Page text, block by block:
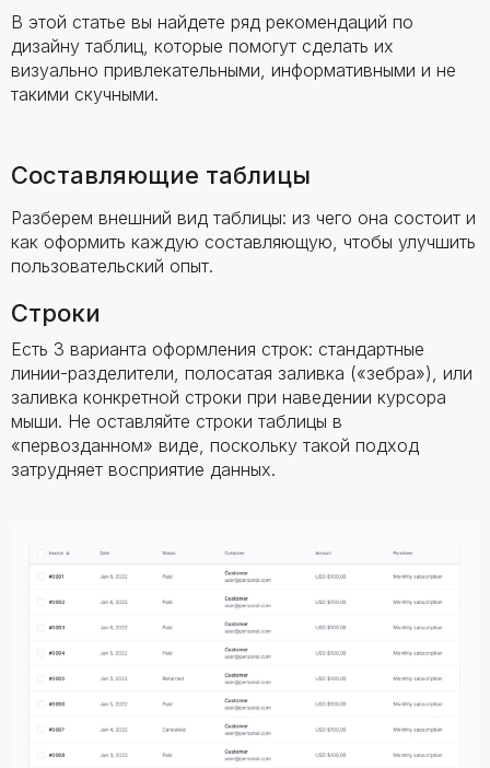
В этой статье вы найдете ряд рекомендаций по
дизайну таблиц, которые помогут сделать их
визуально привлекательными, информативными и не
такими скучными.
Составляющие таблицы
Разберем внешний вид таблицы: из чего она состоит и
как оформить каждую составляющую, чтобы улучшить
пользовательский опыт.
Строки
Есть 3 варианта оформления строк: стандартные
линии-разделители, полосатая заливка («зебра»), или
заливка конкретной строки при наведении курсора
мыши. Не оставляйте строки таблицы в
«первозданном» виде, поскольку такой подход
затрудняет восприятие данных.